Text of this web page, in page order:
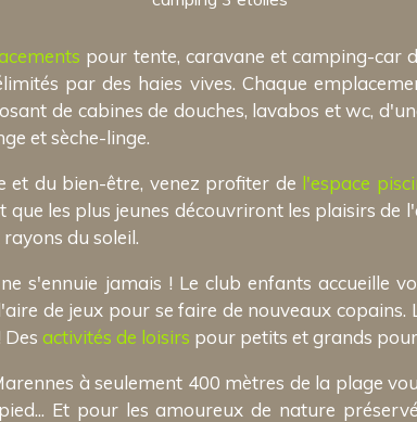
pour tente, caravane et camping-car
par des haies vives. Chaque
de cabines de douches, lavabos et wc,
et sèche-linge.
et du bien-être, venez profiter de l'espace
les plus jeunes découvriront les plaisirs
du soleil.
s'ennuie jamais ! Le club enfants accueille
de jeux pour se faire de nouveaux
activités de loisirs pour petits et grands
à seulement 400 mètres de la plage
Et pour les amoureux de nature